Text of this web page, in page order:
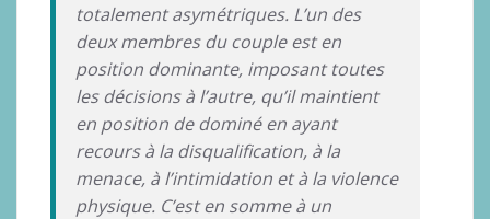
totalement asymétriques. L’un des
deux membres du couple est en
position dominante, imposant toutes
les décisions à l’autre, qu’il maintient
en position de dominé en ayant
recours à la disqualification, à la
menace, à l’intimidation et à la violence
physique. C’est en somme à un